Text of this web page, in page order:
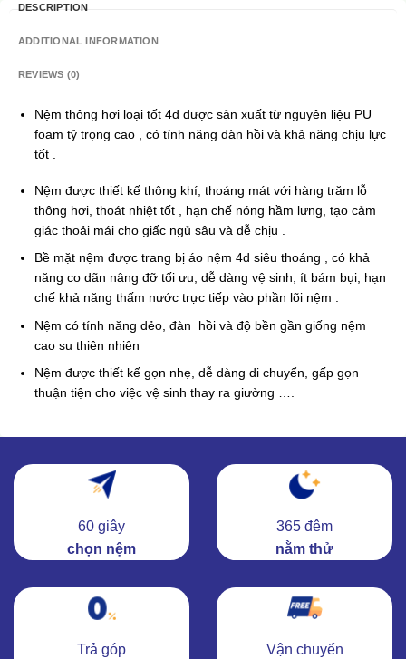
DESCRIPTION
ADDITIONAL INFORMATION
REVIEWS (0)
Nệm thông hơi loại tốt 4d được sản xuất từ nguyên liệu PU
foam tỷ trọng cao , có tính năng đàn hồi và khả năng chịu lực
tốt .
Nệm được thiết kế thông khí, thoáng mát với hàng trăm lỗ
thông hơi, thoát nhiệt tốt , hạn chế nóng hầm lưng, tạo cảm
giác thoải mái cho giấc ngủ sâu và dễ chịu .
Bề mặt nệm được trang bị áo nệm 4d siêu thoáng , có khả
năng co dãn nâng đỡ tối ưu, dễ dàng vệ sinh, ít bám bụi, hạn
chế khả năng thấm nước trực tiếp vào phần lõi nệm .
Nệm có tính năng dẻo, đàn hồi và độ bền gần giống nệm
cao su thiên nhiên
Nệm được thiết kế gọn nhẹ, dễ dàng di chuyển, gấp gọn
thuận tiện cho việc vệ sinh thay ra giường ….
60 giây
chọn nệm
365 đêm
nằm thử
Trả góp
Vận chuyển